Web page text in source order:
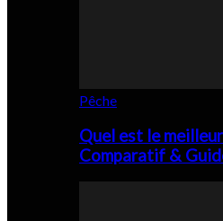
Pêche
Quel est le
Comparatif &